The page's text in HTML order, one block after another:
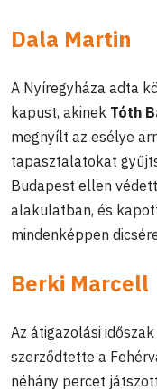
Dala Martin
A Nyíregyháza adta
kapust, akinek Tóth
megnyílt az esélye
tapasztalatokat
Budapest ellen
alakulatban, és
mindenképpen
Berki Marcell
Az átigazolási
szerződtette a
néhány percet